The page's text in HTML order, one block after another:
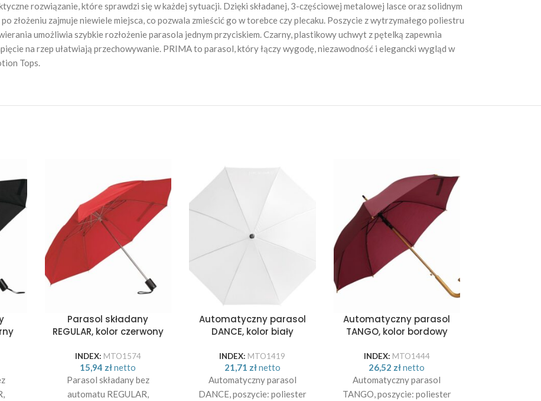
rozwiązanie, które sprawdzi się w każdej sytuacji. Dzięki składanej, 3-częściowej metalowej lasce oraz solidnym
złożeniu zajmuje niewiele miejsca, co pozwala zmieścić go w torebce czy plecaku. Poszycie z wytrzymałego poliestru
umożliwia szybkie rozłożenie parasola jednym przyciskiem. Czarny, plastikowy uchwyt z pętelką zapewnia
na rzep ułatwiają przechowywanie. PRIMA to parasol, który łączy wygodę, niezawodność i elegancki wygląd w
Tops.
Parasol składany
REGULAR, kolor czerwony
INDEX: MTO1574
15,94 złnetto
Parasol składany bez
automatu REGULAR,
Automatyczny parasol
DANCE, kolor biały
INDEX: MTO1419
21,71 złnetto
Automatyczny parasol
DANCE, poszycie: poliester
Automatyczny parasol
TANGO, kolor bordowy
INDEX: MTO1444
26,52 złnetto
Automatyczny parasol
TANGO, poszycie: poliester